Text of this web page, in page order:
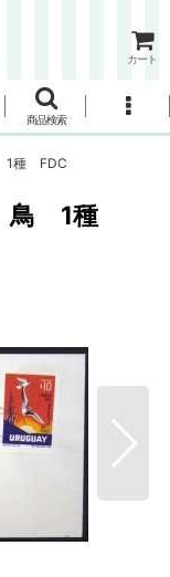
カート
商品検索
1種 FDC
鳥 1種